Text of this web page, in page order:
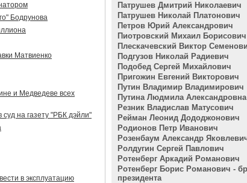
Бодрунова
Матвиенко
и Медведеве всех
на газету "РБК дэйли"
в эксплуатацию
Патрушев Дмитрий Николаевич
Патрушев Николай Платонович
Петров Юрий Александрович
Пиотровский Михаил Борисович
Плескачевский Виктор
Подгузов Николай Радиевич
Подобед Сергей Михайлович
Пригожин Евгений Викторович
Путин Владимир Владимирович
Путина Людмила Александровна
Резник Владислав Матусович
Рейман Леонид Дододжонович
Родионов Петр Иванович
Розенбаум Александр
Ролдугин Сергей Павлович
Ротенберг Аркадий Романович
Ротенберг Борис Романович -
президента